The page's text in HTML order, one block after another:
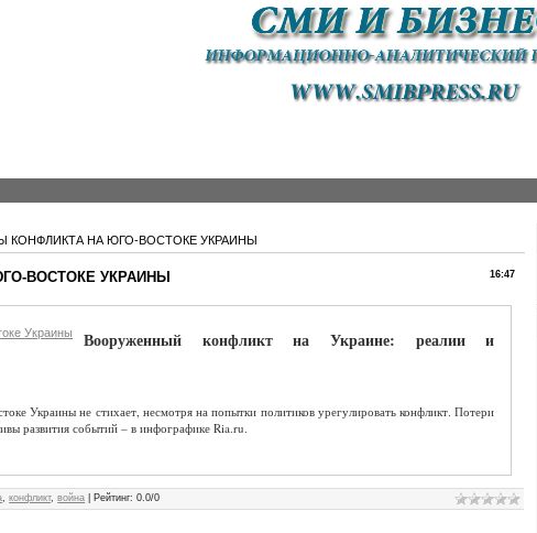
КОНФЛИКТА НА ЮГО-ВОСТОКЕ УКРАИНЫ
16:47
ВОСТОКЕ УКРАИНЫ
Вооруженный конфликт на Украине: реалии и
Украины не стихает, несмотря на попытки политиков урегулировать конфликт. Потери
развития событий – в инфографике Ria.ru.
,конфликт,война Рейтинг: 0.0/0